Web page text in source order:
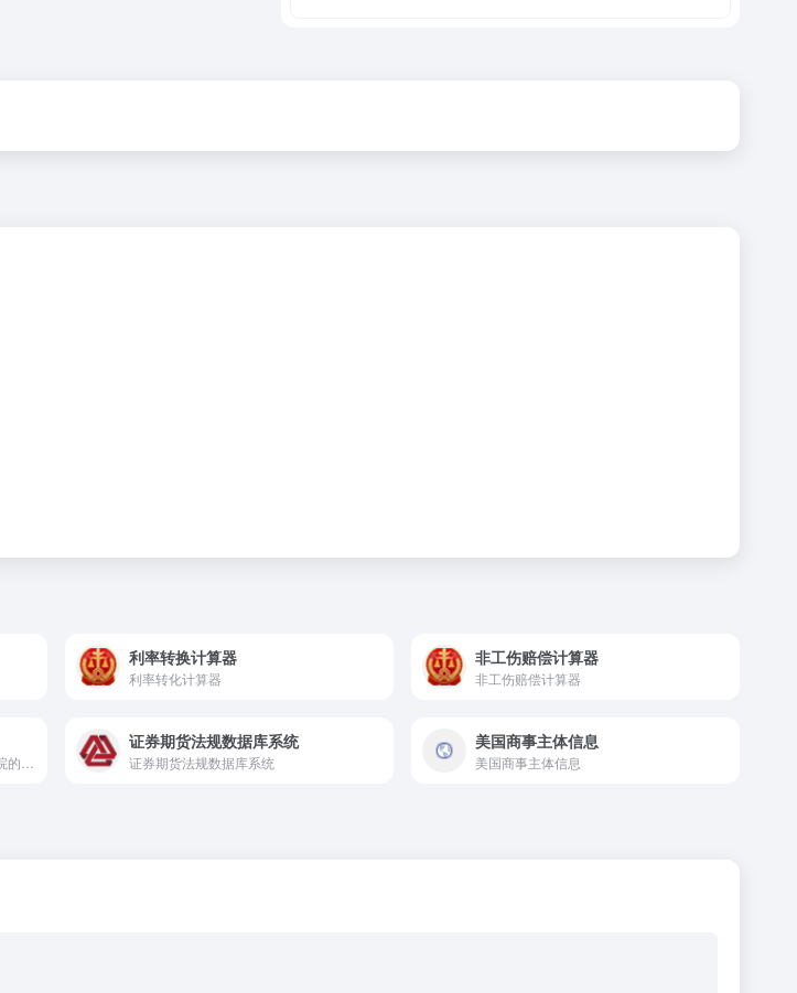
利率转换计算器
利率转化计算器
非工伤赔偿计算器
非工伤赔偿计算器
证券期货法规数据库系统
证券期货法规数据库系统
美国商事主体信息
美国商事主体信息